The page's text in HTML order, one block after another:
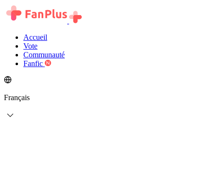
Accueil
Vote
Communauté
Fanfic
Français